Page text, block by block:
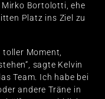
Bortolotti, ehe
Platz ins Ziel zu
toller Moment,
sagte Kelvin
Team. Ich habe bei
andere Träne in